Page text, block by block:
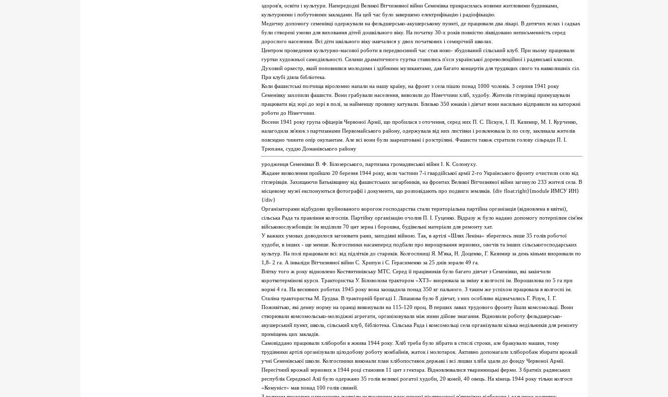
здоров'я, освіти і культури. Напередодні Великої Вітчизняної війни Семенівка прикрасилась новими житловими будинками,
культурними і побутовими закладами. На цей час було завершено електрифікацію і радіофікацію.
Медичну допомогу семенівці одержували на фельдшерсько-акушерському пункті, де працювали два лікарі. В дитячих яслах і садках
були створені умови для виховання дітей дошкільного віку. На початку 30-х років повністю ліквідовано неписьменність серед
дорослого населення. Всі діти шкільного віку навчалися у двох початкових і семирічній школах.
Центром проведення культурно-масової роботи в передвоєнний час став ново- збудований сільський клуб. При ньому працювали
гуртки художньої самодіяльності. Силами драматичного гуртка ставились п'єси української дореволюційної і радянської класики.
Духовий оркестр, який поповнився молодими і здібними музикантами, дав багато концертів для трудящих свого та навколишніх сіл.
При клубі діяла бібліотека.
Коли фашистські полчища віроломно напали на нашу країну, на фронт з села пішло понад 1000 чоловік. З серпня 1941 року
Семенівку захопили фашисти. Вони грабували населення, вивозили до Німеччини хліб, худобу. Жителів гітлерівці примушували
працювати від зорі до зорі в полі, за найменшу провину катували. Близько 350 юнаків і дівчат вони насильно відправили на каторжні
роботи до Німеччини.
Восени 1941 року група офіцерів Червоної Армії, що пробилася з оточення, серед них П. С. Піскун, І. П. Казимир, М. І. Курченко,
налагодила зв'язок з партизанами Первомайського району, одержувала від них листівки і розклеювала їх по селу, закликала жителів
повсюдно чинити опір окупантам. Але всі вони були заарештовані і розстріляні. Фашисти також стратили голову сільради П. І.
Трюхана, суддю Доманівського району
уродженця Семенівки В. Ф. Білозерського, партизана громадянської війни І. К. Солонуху.
Жадане визволення прийшло 20 березня 1944 року, коли частини 7-ї гвардійської армії 2-го Українського фронту очистили село від
гітлерівців. Захищаючи Батьківщину від фашистських загарбників, на фронтах Великої Вітчизняної війни загинуло 233 жителі села. В
місцевому музеї експонуються фотографії і документи, що розповідають про подвиги земляків. {div float:right}{module ИМСУ ИН}
{/div}
Організаторами відбудови зруйнованого ворогом господарства стали територіальна партійна організація (відновлена в квітні),
сільська Рада та правління колгоспів. Партійну організацію очолив П. І. Гуценко. Відразу ж було надано допомогу потерпілим сім'ям
військовослужбовців: їм виділили 70 цнт зерна і борошна, будівельні матеріали для ремонту хат.
У важких умовах доводилося загоювати рани, заподіяні війною. Так, в артілі «Шлях Леніна» збереглось лише 35 голів робочої
худоби, в інших - ще менше. Колгоспники насамперед подбали про вирощування зернових, овочів та інших сільськогосподарських
культур. На полі працювали всі: від підлітків до стариків. Колгоспниці Я. М'яка, Н. Доценко, Г. Казимир за день кіньми виорювали по
1,8- 2 га. А інваліди Вітчизняної війни С. Хрипун і С. Герасименко за 25 днів зорали 49 га.
Влітку того ж року відновлено Костянтинівську МТС. Серед її працівників було багато дівчат з Семенівки, які закінчили
короткотермінові курси. Трактористка У. Біловолова трактором «ХТЗ» виорювала за зміну в колгоспі ім. Ворошилова по 5 га при
нормі 4 га. На весняних роботах 1945 року вона заощадила понад 350 кг пального. З таким же успіхом працювала в колгоспі ім.
Сталіна трактористка М. Грудка. В тракторній бригаді І. Ліпашова було 8 дівчат, з них особливо відзначались Г. Різун, І. Г.
Поживітько, які денну норму на оранці виконували на 115-120 проц. В перших лавах трудового фронту йшли комсомольці. Вони
створювали комсомольсько-молодіжні агрегати, організовували між ними дійове змагання. Відновили роботу фельдшерсько-
акушерський пункт, школа, сільський клуб, бібліотека. Сільська Рада і комсомольці села організували кілька недільників для ремонту
приміщень цих закладів.
Самовіддано працювали хлібороби в жнива 1944 року. Хліб треба було зібрати в стислі строки, але бракувало машин, тому
трудівники артілі організували цілодобову роботу комбайнів, жаток і молотарок. Активно допомагали хліборобам збирати врожай
учні Семенівської школи. Колгоспники виконали план хлібопоставок державі і всі лишки хліба здали до фонду Червоної Армії.
Пересічний врожай зернових в 1944 році становив 11 цнт з гектара. Відновлювалися тваринницькі ферми. З братніх радянських
республік Середньої Азії було одержано 35 голів великої рогатої худоби, 20 коней, 40 овець. На кінець 1944 року тільки колгосп
«Комуніст» мав понад 100 голів свиней.